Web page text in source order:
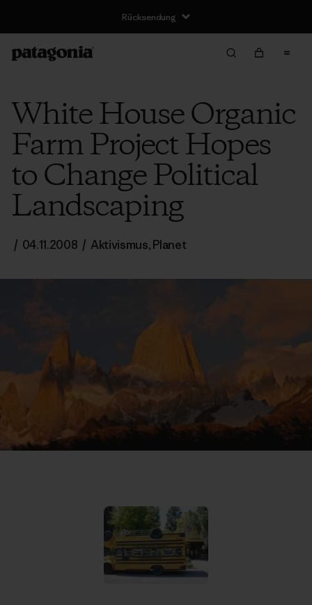
Rücksendung
White House Organic
Farm Project Hopes
to Change Political
Landscaping
/ 04.11.2008 / Aktivismus,Planet